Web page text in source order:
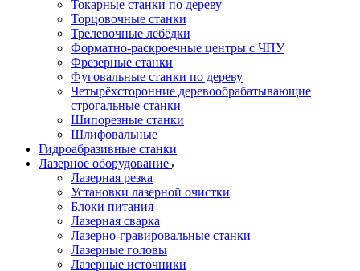
Токарные станки по дереву
Торцовочные станки
Трелевочные лебёдки
Форматно-раскроечные центры с ЧПУ
Фрезерные станки
Фуговальные станки по дереву
Четырёхсторонние деревообрабатывающие
строгальные станки
Шипорезные станки
Шлифовальные
Гидроабразивные станки
Лазерное оборудование
Лазерная резка
Установки лазерной очистки
Блоки питания
Лазерная сварка
Лазерно-гравировальные станки
Лазерные головы
Лазерные источники